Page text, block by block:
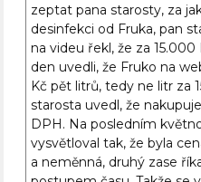
zeptat pana starosty, za
desinfekci od Fruka, pan
na videu řekl, že za
den uvedli, že Fruko na
Kč pět litrů, tedy ne litr za
starosta uvedl, že
DPH. Na posledním
vysvětloval tak, že byla
a neměnná, druhý zase